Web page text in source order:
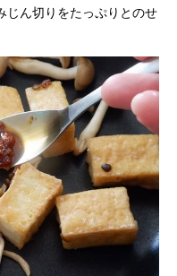
じん切りをたっぷりとのせ